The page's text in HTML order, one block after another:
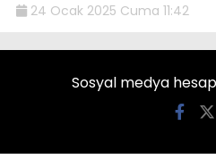
24 Ocak 2025 Cuma 11:42
Sosyal medya